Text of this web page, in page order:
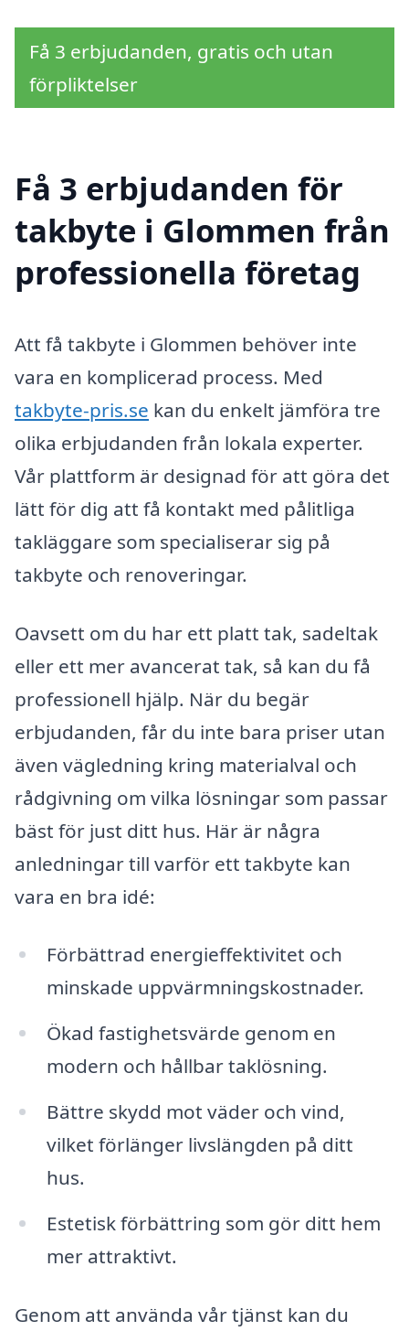
Få 3 erbjudanden, gratis och utan
förpliktelser
Få 3 erbjudanden för
takbyte i Glommen från
professionella företag
Att få takbyte i Glommen behöver inte
vara en komplicerad process. Med
takbyte-pris.se kan du enkelt jämföra tre
olika erbjudanden från lokala experter.
Vår plattform är designad för att göra det
lätt för dig att få kontakt med pålitliga
takläggare som specialiserar sig på
takbyte och renoveringar.
Oavsett om du har ett platt tak, sadeltak
eller ett mer avancerat tak, så kan du få
professionell hjälp. När du begär
erbjudanden, får du inte bara priser utan
även vägledning kring materialval och
rådgivning om vilka lösningar som passar
bäst för just ditt hus. Här är några
anledningar till varför ett takbyte kan
vara en bra idé:
Förbättrad energieffektivitet och
minskade uppvärmningskostnader.
Ökad fastighetsvärde genom en
modern och hållbar taklösning.
Bättre skydd mot väder och vind,
vilket förlänger livslängden på ditt
hus.
Estetisk förbättring som gör ditt hem
mer attraktivt.
Genom att använda vår tjänst kan du